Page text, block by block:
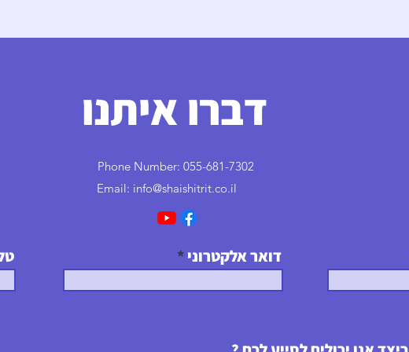
דברו איתנו
Phone Number: 055-681-7302
info@shaishitrit.co.il
דואר אלקטרוני